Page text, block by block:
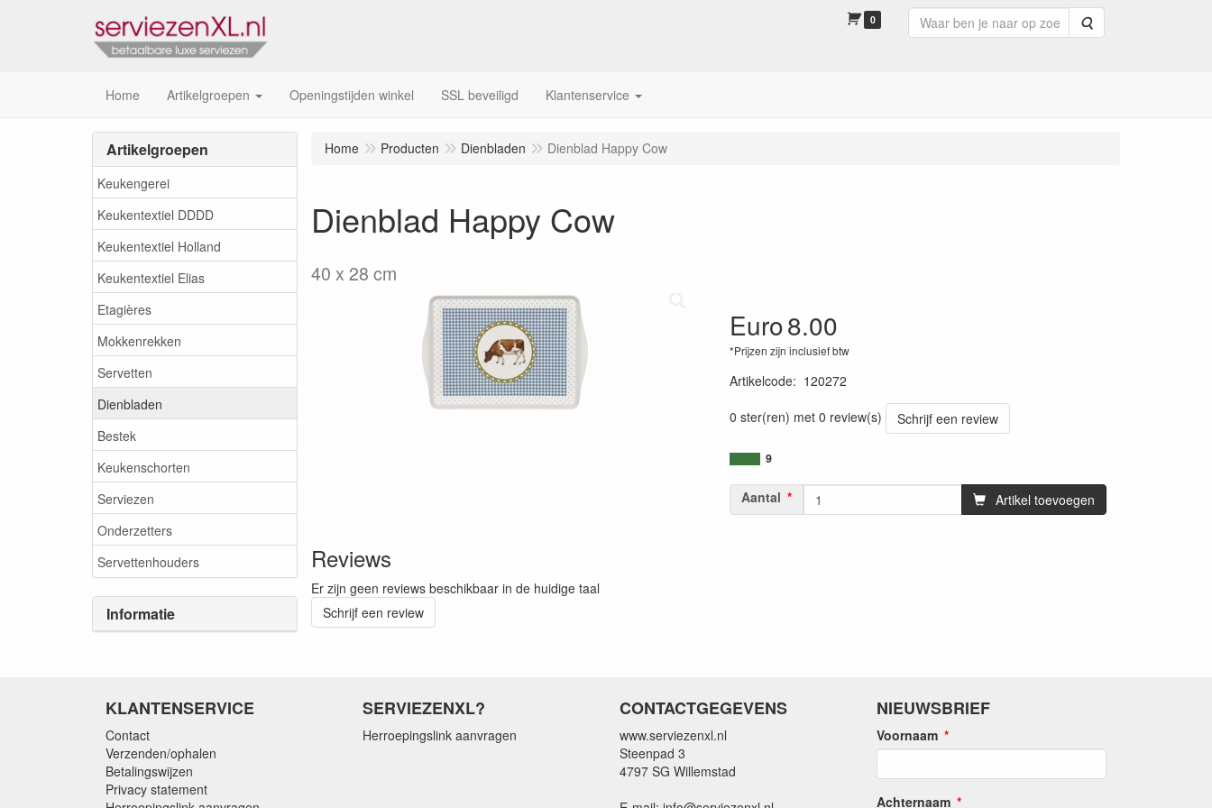
0 Zoeken
Home Artikelgroepen Openingstijden winkel SSL beveiligd Klantenservice
Artikelgroepen
Keukengerei
Keukentextiel DDDD
Keukentextiel Holland
Keukentextiel Elias
Etagières
Mokkenrekken
Servetten
Dienbladen
Bestek
Keukenschorten
Serviezen
Onderzetters
Servettenhouders
Informatie
Home Producten Dienbladen Dienblad Happy Cow
Dienblad Happy Cow
40 x 28 cm
Euro8.00
*Prijzen zijn inclusief btw
Artikelcode: 120272
0 ster(ren) met 0 review(s)
Schrijf een review
9
Aantal Artikel toevoegen
Reviews
Er zijn geen reviews beschikbaar in de huidige taal
Schrijf een review
KLANTENSERVICE
Contact
Verzenden/ophalen
Betalingswijzen
Privacy statement
SERVIEZENXL?
Herroepingslink aanvragen
CONTACTGEGEVENS
www.serviezenxl.nl
Steenpad 3
4797 SG Willemstad
NIEUWSBRIEF
Voornaam
Achternaam